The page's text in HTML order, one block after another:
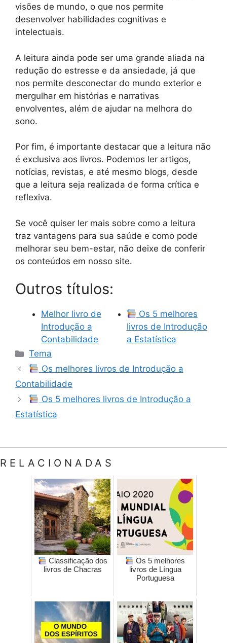
visões de mundo, o que nos permite
desenvolver habilidades cognitivas e
intelectuais.
A leitura ainda pode ser uma grande aliada na
redução do estresse e da ansiedade, já que
nos permite desconectar do mundo exterior e
mergulhar em histórias e narrativas
envolventes, além de ajudar na melhora do
sono.
Por fim, é importante destacar que a leitura não
é exclusiva aos livros. Podemos ler artigos,
notícias, revistas, e até mesmo blogs, desde
que a leitura seja realizada de forma crítica e
reflexiva.
Se você quiser ler mais sobre como a leitura
traz vantagens para sua saúde e como pode
melhorar seu bem-estar, não deixe de conferir
os conteúdos em nosso site.
Outros títulos:
Melhor livro de
Introdução a
Contabilidade
Os 5 melhores
livros de Introdução
a Estatística
Categorias
Tema
Os melhores livros de Introdução a
Contabilidade
Os 5 melhores livros de Introdução a
Estatística
RELACIONADAS
Classificação dos
livros de Chacras
Os 5 melhores
livros de Língua
Portuguesa